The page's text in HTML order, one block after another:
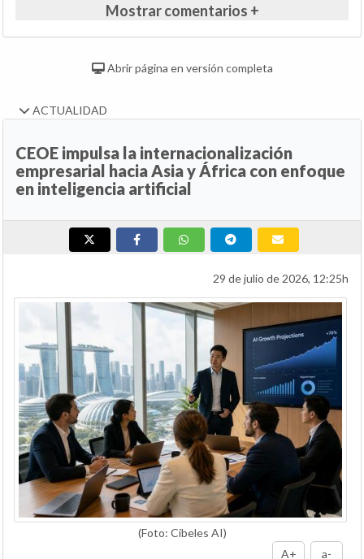
Mostrar comentarios +
Abrir página en versión completa
ACTUALIDAD
CEOE impulsa la internacionalización
empresarial hacia Asia y África con enfoque
en inteligencia artificial
29 de julio de 2026, 12:25h
(Foto: Cibeles AI)
A+
a-